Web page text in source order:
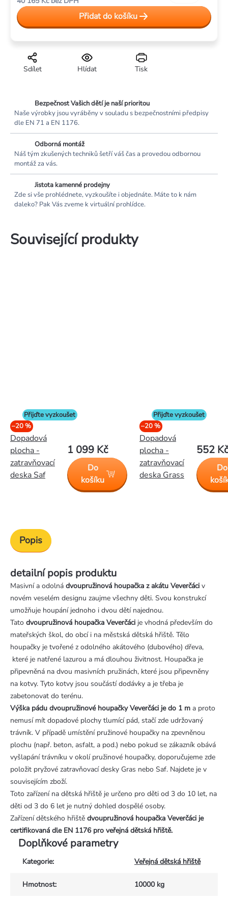
Tisk
Hlídat
Sdílet
cena:
Přidat do košíku
Bezpečnost Vašich dětí je naší prioritou
Naše výrobky jsou vyráběny v souladu s bezpečnostními předpisy
dle EN 71 a EN 1176.
Odborná montáž
Náš tým zkušených techniků šetří váš čas a provedou odbornou
montáž za vás.
Jistota kamenné prodejny
Zde si vše prohlédnete, vyzkoušíte i objednáte. Máte to k nám
daleko? Pak Vás zveme k virtuální prohlídce.
Související produkty
Přijďte vyzkoušet
–20 %
Dopadová
plocha -
zatravňovací
deska Saf
1 099 Kč
Do
košíku
Přijďte vyzkoušet
–20 %
Dopadová
plocha -
zatravňovací
deska Grass
552 Kč
Do
Popis
detailní popis produktu
Masivní a odolná dvoupružinová houpačka z akátu Veverčáci v
novém veselém designu zaujme všechny děti. Svou konstrukcí
umožňuje houpání jednoho i dvou dětí najednou.
Tato dvoupružinová houpačka Veverčáci je vhodná především do
mateřských škol, do obcí i na městská dětská hřiště. Tělo
houpačky je tvořené z odolného akátového (dubového) dřeva,
které je natřené lazurou a má dlouhou živitnost. Houpačka je
připevněná na dvou masivních pružinách, které jsou připevněny
na kotvy. Tyto kotvy jsou součástí dodávky a je třeba je
zabetonovat do terénu.
Výška pádu dvoupružinové houpačky Veverčáci je do 1 m a proto
nemusí mít dopadové plochy tlumící pád, stačí zde udržovaný
trávník. V případě umístění pružinové houpačky na zpevněnou
plochu (např. beton, asfalt, a pod.) nebo pokud se zákazník obává
vyšlapání trávníku v okolí pružinové houpačky, doporučujeme zde
položit pryžové zatravňovací desky Gras nebo Saf. Najdete je v
souvisejícím zboží.
Toto zařízení na dětská hřiště je určeno pro děti od 3 do 10 let, na
děti od 3 do 6 let je nutný dohled dospělé osoby.
Zařízení dětského hřiště dvoupružinová houpačka Veverčáci je
certifikovaná dle EN 1176 pro veřejná dětská hřiště.
Doplňkové parametry
Kategorie: Veřejná dětská hřiště
Hmotnost: 10000 kg